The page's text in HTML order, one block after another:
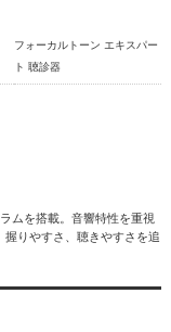
フォーカルトーン エキスパー
ト 聴診器
ムを搭載。音響特性を重視
握りやすさ、聴きやすさを追